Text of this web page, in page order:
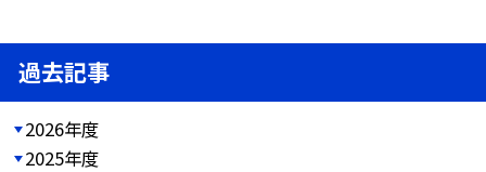
過去記事
2026年度
2025年度